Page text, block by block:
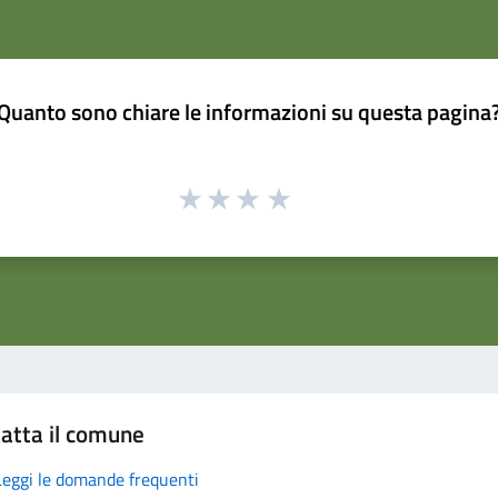
sono chiare le informazioni su questa
il comune
le domande frequenti